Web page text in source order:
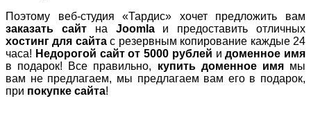
Поэтому веб-студия «Тардис» хочет предложить вам
заказать сайтна Joomlaи предоставить отличных
хостинг для сайтас резервным копирование каждые 24
часа! Недорогой сайт от 5000 рублей идоменное имя
в подарок! Все правильно, купить доменное имямы
вам не предлагаем, мы предлагаем вам его в подарок,
при покупке сайта!